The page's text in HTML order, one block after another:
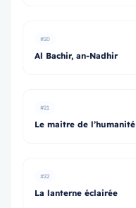
#20
Al Bachir, an-Nadhir
#21
Le maitre de l’humanité
#22
La lanterne éclairée